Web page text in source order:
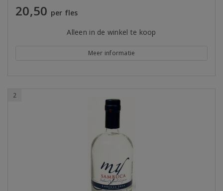
20,50 per fles
Alleen in de winkel te koop
Meer informatie
2